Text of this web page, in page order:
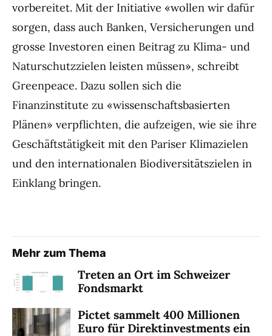
vorbereitet. Mit der Initiative «wollen wir dafür
sorgen, dass auch Banken, Versicherungen und
grosse Investoren einen Beitrag zu Klima- und
Naturschutzzielen leisten müssen», schreibt
Greenpeace. Dazu sollen sich die
Finanzinstitute zu «wissenschaftsbasierten
Plänen» verpflichten, die aufzeigen, wie sie ihre
Geschäftstätigkeit mit den Pariser Klimazielen
und den internationalen Biodiversitätszielen in
Einklang bringen.
Mehr zum Thema
Treten an Ort im Schweizer
Fondsmarkt
Pictet sammelt 400 Millionen
Euro für Direktinvestments ein